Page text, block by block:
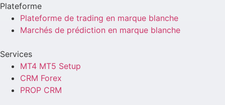
Plateforme
Plateforme de trading en marque blanche
Marchés de prédiction en marque blanche
Services
MT4 MT5 Setup
CRM Forex
PROP CRM